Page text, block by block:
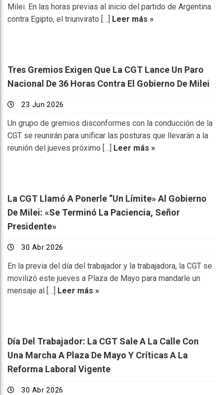
Milei. En las horas previas al inicio del partido de Argentina
contra Egipto, el triunvirato […]
Leer más »
Tres Gremios Exigen Que La CGT Lance Un Paro
Nacional De 36 Horas Contra El Gobierno De Milei
23 Jun 2026
Un grupo de gremios disconformes con la conducción de la
CGT se reunirán para unificar las posturas que llevarán a la
reunión del jueves próximo […]
Leer más »
La CGT Llamó A Ponerle “un Límite» Al Gobierno
De Milei: «Se Terminó La Paciencia, Señor
Presidente»
30 Abr 2026
En la previa del día del trabajador y la trabajadora, la CGT se
movilizó este jueves a Plaza de Mayo para mandarle un
mensaje al […]
Leer más »
Día Del Trabajador: La CGT Sale A La Calle Con
Una Marcha A Plaza De Mayo Y Críticas A La
Reforma Laboral Vigente
30 Abr 2026